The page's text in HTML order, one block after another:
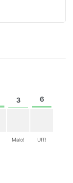
3
Malo!
6
Uff!